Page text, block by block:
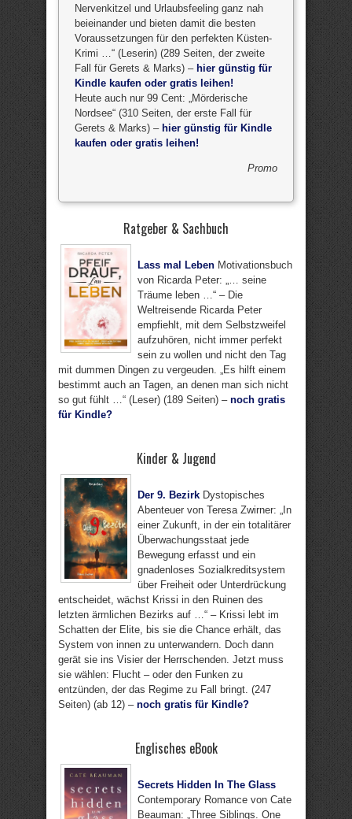
Nervenkitzel und Urlaubsfeeling ganz nah
beieinander und bieten damit die besten
Voraussetzungen für den perfekten Küsten-
Krimi …“ (Leserin) (289 Seiten, der zweite
Fall für Gerets & Marks) – hier günstig für
Kindle kaufen oder gratis leihen!
Heute auch nur 99 Cent: „Mörderische
Nordsee“ (310 Seiten, der erste Fall für
Gerets & Marks) – hier günstig für Kindle
kaufen oder gratis leihen!
Promo
Ratgeber & Sachbuch
Lass mal Leben Motivationsbuch
von Ricarda Peter: „… seine
Träume leben …“ – Die
Weltreisende Ricarda Peter
empfiehlt, mit dem Selbstzweifel
aufzuhören, nicht immer perfekt
sein zu wollen und nicht den Tag
mit dummen Dingen zu vergeuden. „Es hilft einem
bestimmt auch an Tagen, an denen man sich nicht
so gut fühlt …“ (Leser) (189 Seiten) – noch gratis
für Kindle?
Kinder & Jugend
Der 9. Bezirk Dystopisches
Abenteuer von Teresa Zwirner: „In
einer Zukunft, in der ein totalitärer
Überwachungsstaat jede
Bewegung erfasst und ein
gnadenloses Sozialkreditsystem
über Freiheit oder Unterdrückung
entscheidet, wächst Krissi in den Ruinen des
letzten ärmlichen Bezirks auf …“ – Krissi lebt im
Schatten der Elite, bis sie die Chance erhält, das
System von innen zu unterwandern. Doch dann
gerät sie ins Visier der Herrschenden. Jetzt muss
sie wählen: Flucht – oder den Funken zu
entzünden, der das Regime zu Fall bringt. (247
Seiten) (ab 12) – noch gratis für Kindle?
Englisches eBook
Secrets Hidden In The Glass
Contemporary Romance von Cate
Beauman: „Three Siblings. One